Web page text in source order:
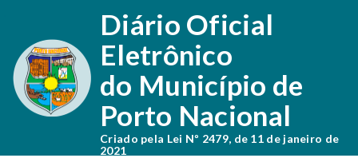
Diário Oficial
Eletrônico
do Município de
Porto Nacional
Criado pela Lei Nº 2479, de 11 de janeiro de
2021